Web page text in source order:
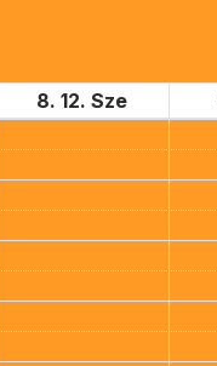
8. 12. Sze